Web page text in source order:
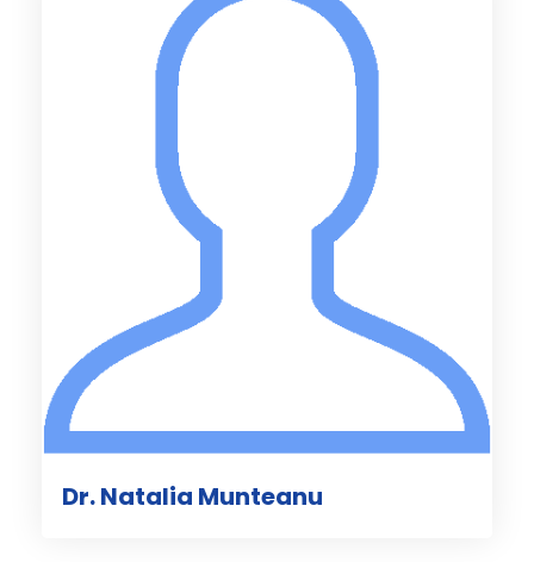
Dr. Natalia Munteanu